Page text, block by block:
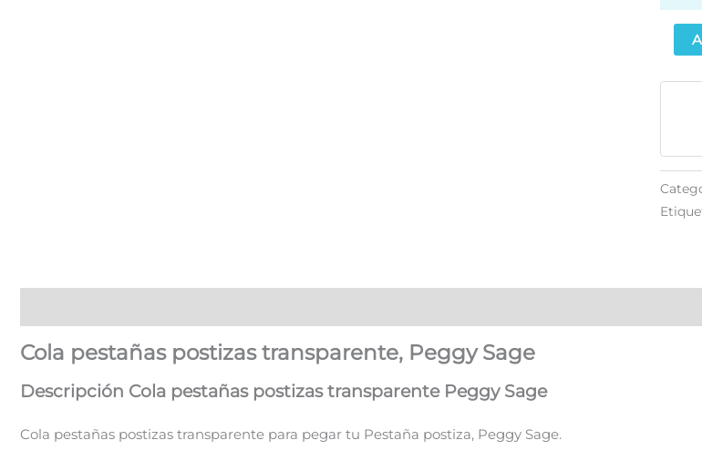
Cola pestañas postizas transparente, Peggy Sage
Descripción Cola pestañas postizas transparente Peggy Sage
Cola pestañas postizas transparente para pegar tu Pestaña postiza, Peggy Sage.